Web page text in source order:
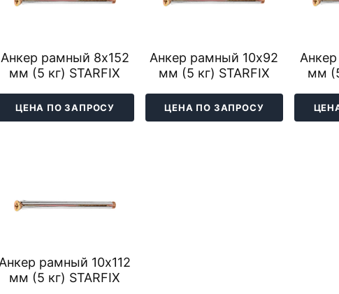
Анкер рамный 8х152
мм (5 кг) STARFIX
ЦЕНА ПО ЗАПРОСУ
Анкер рамный 10х92
мм (5 кг) STARFIX
ЦЕНА ПО ЗАПРОСУ
мм
рамный 10х112
мм (5 кг) STARFIX